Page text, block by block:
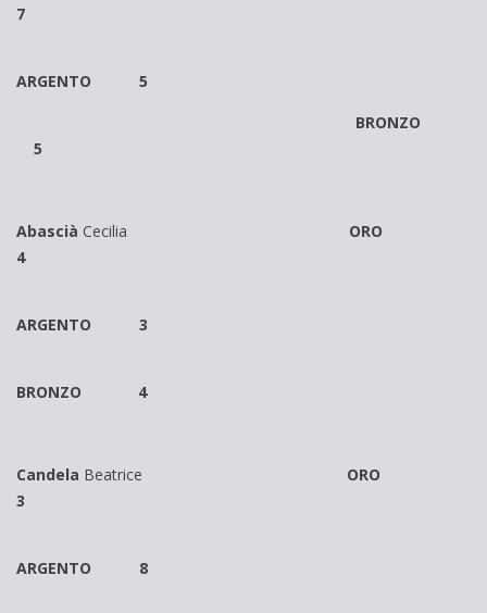
7
ARGENTO 5
BRONZO
5
Abascià Cecilia ORO
4
ARGENTO 3
BRONZO 4
Candela Beatrice ORO
3
ARGENTO 8